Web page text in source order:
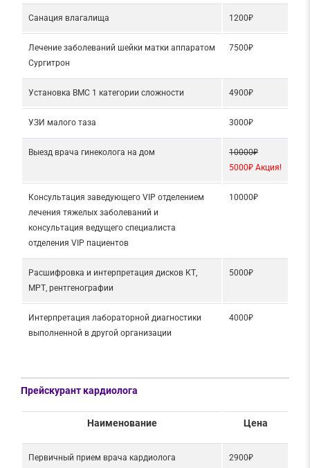
Санация влагалища 1200₽
Лечение заболеваний шейки матки аппаратом
Сургитрон
7500₽
Установка ВМС 1 категории сложности 4900₽
УЗИ малого таза 3000₽
Выезд врача гинеколога на дом
10000₽
5000₽ Акция!
Консультация заведующего VIP отделением
лечения тяжелых заболеваний и
консультация ведущего специалиста
отделения VIP пациентов
10000₽
Расшифровка и интерпретация дисков КТ,
МРТ, рентгенографии
5000₽
Интерпретация лабораторной диагностики
выполненной в другой организации
4000₽
Прейскурант кардиолога
Наименование Цена
Первичный прием врача кардиолога 2900₽